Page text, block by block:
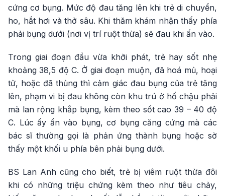
cứng cơ bụng. Mức độ đau tăng lên khi trẻ di chuyển,
ho, hắt hơi và thở sâu. Khi thăm khám nhận thấy phía
phải bụng dưới (nơi vị trí ruột thừa) sẽ đau khi ấn vào.
Trong giai đoạn đầu vừa khởi phát, trẻ hay sốt nhẹ
khoảng 38,5 độ C. Ở giai đoạn muộn, đã hoá mủ, hoại
tử, hoặc đã thủng thì cảm giác đau bụng của trẻ tăng
lên, phạm vi bị đau không còn khu trú ở hố chậu phải
mà lan rộng khắp bụng, kèm theo sốt cao 39 – 40 độ
C. Lúc ấy ấn vào bụng, cơ bụng căng cứng mà các
bác sĩ thường gọi là phản ứng thành bụng hoặc sờ
thấy một khối u phía bên phải bụng dưới.
BS Lan Anh cũng cho biết, trẻ bị viêm ruột thừa đôi
khi có những triệu chứng kèm theo như tiêu chảy,